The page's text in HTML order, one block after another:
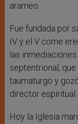
arameo.
Fue fundada por
IV y el V come
las
septentrional,
taumaturgo y
director espiritual.
Hoy la Iglesia